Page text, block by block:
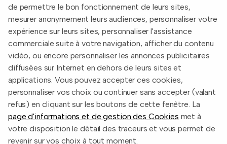
Informations légales
Conditions d'utilisation
Politique de confidentialité
2026 EtreProprio.com
de permettre le bon fonctionnement de leurs sites,
mesurer anonymement leurs audiences, personnaliser votre
expérience sur leurs sites, personnaliser l'assistance
commerciale suite à votre navigation, afficher du contenu
vidéo, ou encore personnaliser les annonces publicitaires
diffusées sur Internet en dehors de leurs sites et
applications. Vous pouvez accepter ces cookies,
personnaliser vos choix ou continuer sans accepter (valant
refus) en cliquant sur les boutons de cette fenêtre. La
page d'informations et de gestion des Cookies met à
votre disposition le détail des traceurs et vous permet de
revenir sur vos choix à tout moment.